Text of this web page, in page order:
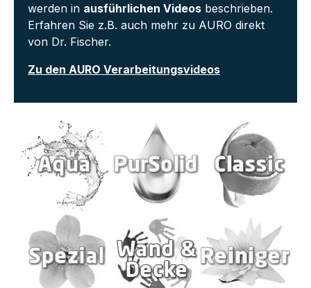
werden in ausführlichen Videos beschrieben.
Erfahren Sie z.B. auch mehr zu AURO direkt
von Dr. Fischer.
Zu den AURO Verarbeitungsvideos